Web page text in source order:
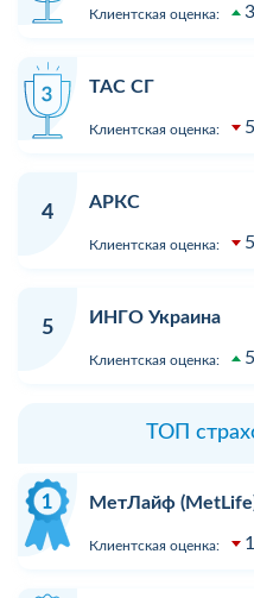
Клиентская оценка:
ТАС СГ
Клиентская оценка:
4
АРКС
Клиентская оценка:
5
ИНГО Украина
Клиентская оценка:
ТОП
МетЛайф
Клиентская оценка: